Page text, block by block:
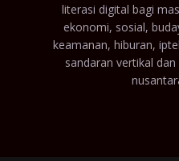
literasi digital bagi
ekonomi, sosial,
keamanan, hiburan,
sandaran vertikal